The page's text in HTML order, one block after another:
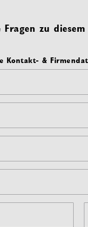
Fragen zu
Kontakt- &